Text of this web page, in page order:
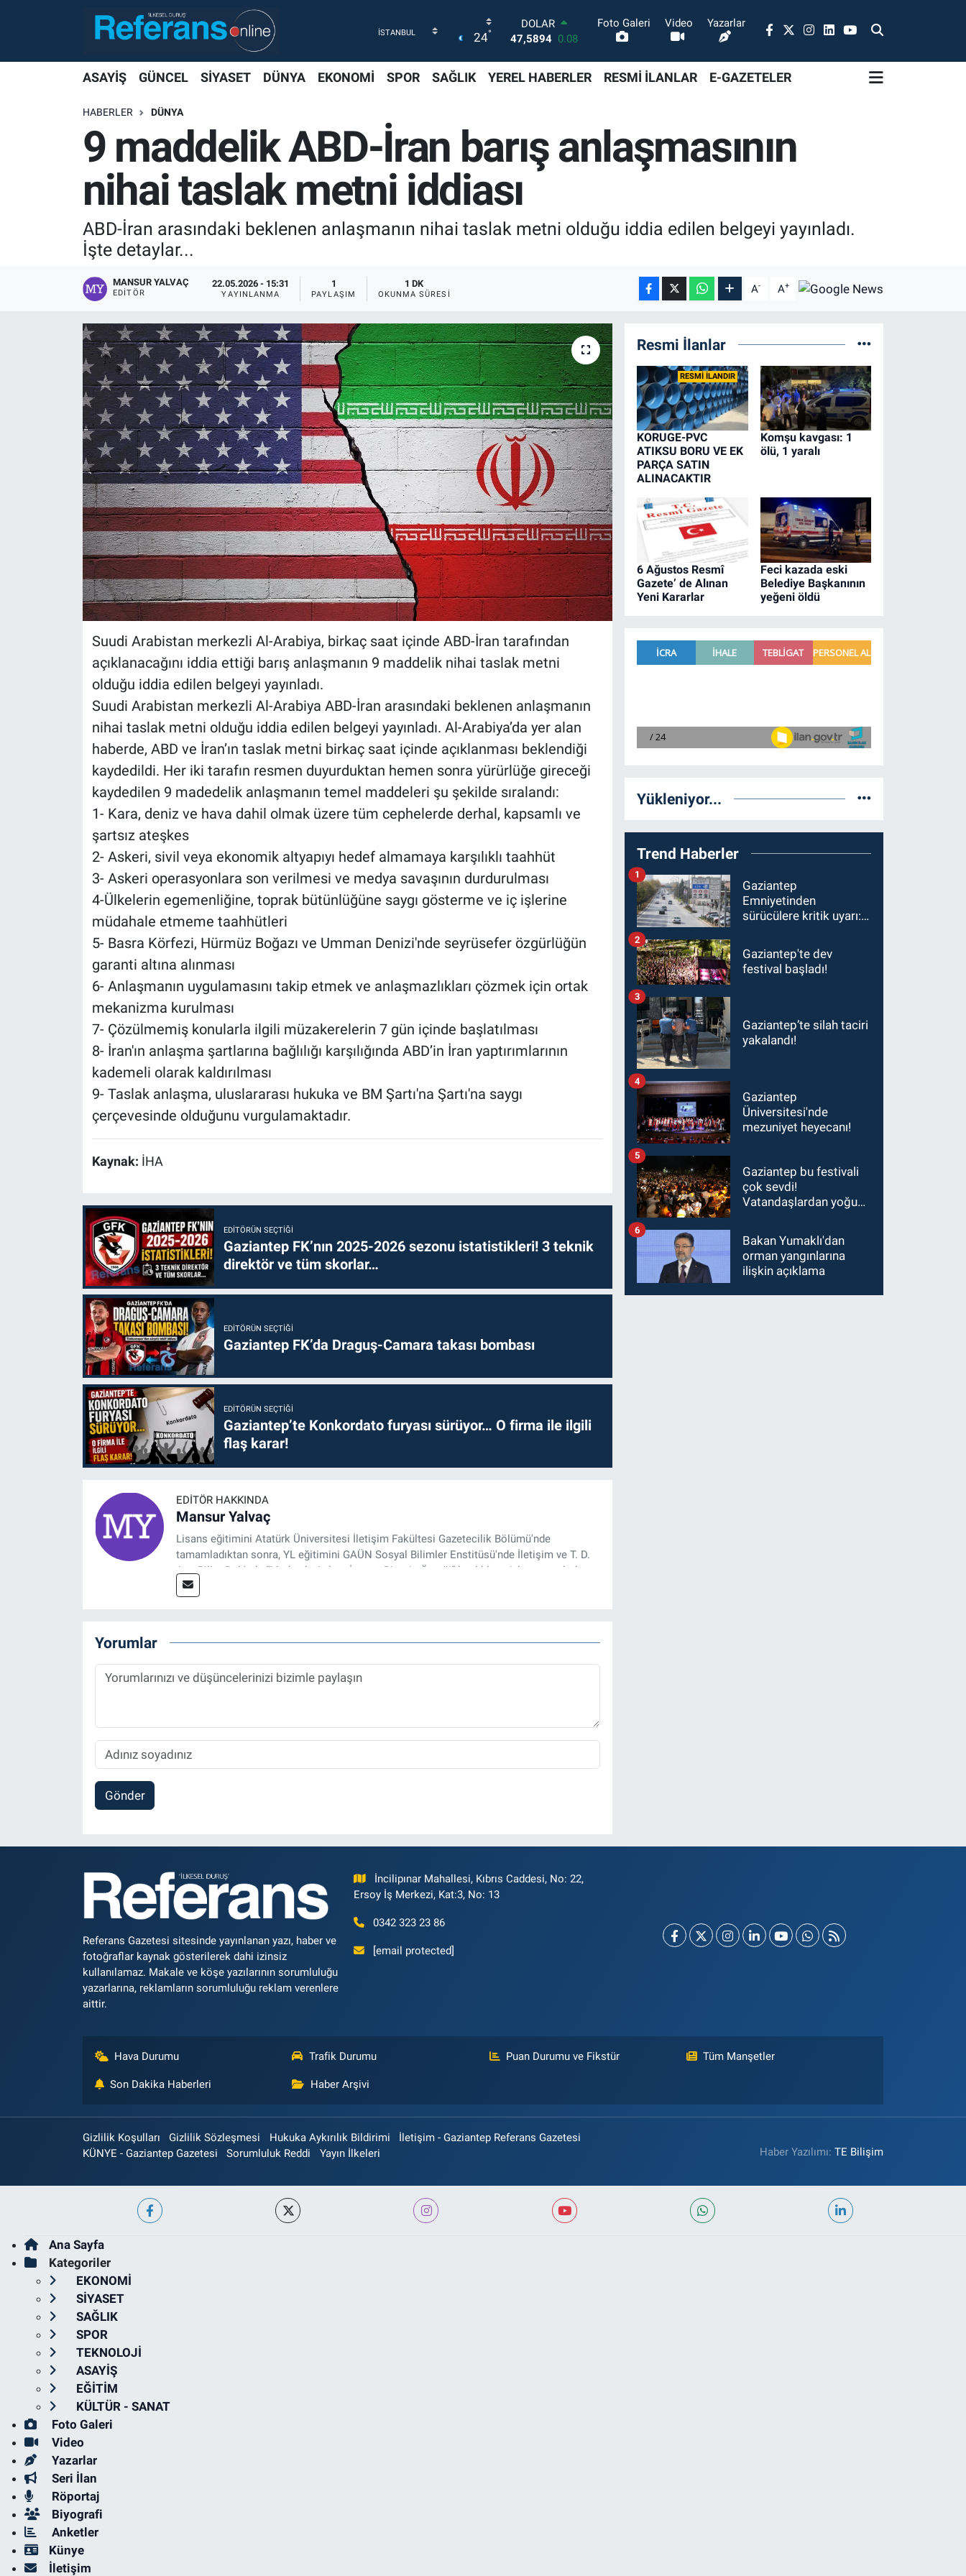
24°
DOLAR
47,5894 0.08
STERLİN
BİST100
13.703
11
BITCOIN
64.927,78
Foto Galeri Video Yazarlar
ASAYİŞ GÜNCEL SİYASET DÜNYA EKONOMİ SPOR SAĞLIK YEREL HABERLER RESMİ İLANLAR E-GAZETELER
HABERLER DÜNYA
9 maddelik ABD-İran barış anlaşmasının
nihai taslak metni iddiası
ABD-İran arasındaki beklenen anlaşmanın nihai taslak metni olduğu iddia edilen belgeyi yayınladı.
İşte detaylar...
MANSUR YALVAÇ
EDITÖR
22.05.2026 - 15:31
YAYINLANMA
1
PAYLAŞIM
1 DK
OKUNMA SÜRESI A- A+
Suudi Arabistan merkezli Al-Arabiya, birkaç saat içinde ABD-İran tarafından
açıklanacağını iddia ettiği barış anlaşmanın 9 maddelik nihai taslak metni
olduğu iddia edilen belgeyi yayınladı.
Suudi Arabistan merkezli Al-Arabiya ABD-İran arasındaki beklenen anlaşmanın
nihai taslak metni olduğu iddia edilen belgeyi yayınladı. Al-Arabiya’da yer alan
haberde, ABD ve İran’ın taslak metni birkaç saat içinde açıklanması beklendiği
kaydedildi. Her iki tarafın resmen duyurduktan hemen sonra yürürlüğe gireceği
kaydedilen 9 madedelik anlaşmanın temel maddeleri şu şekilde sıralandı:
1- Kara, deniz ve hava dahil olmak üzere tüm cephelerde derhal, kapsamlı ve
şartsız ateşkes
2- Askeri, sivil veya ekonomik altyapıyı hedef almamaya karşılıklı taahhüt
3- Askeri operasyonlara son verilmesi ve medya savaşının durdurulması
4-Ülkelerin egemenliğine, toprak bütünlüğüne saygı gösterme ve iç işlerine
müdahale etmeme taahhütleri
5- Basra Körfezi, Hürmüz Boğazı ve Umman Denizi'nde seyrüsefer özgürlüğün
garanti altına alınması
6- Anlaşmanın uygulamasını takip etmek ve anlaşmazlıkları çözmek için ortak
mekanizma kurulması
7- Çözülmemiş konularla ilgili müzakerelerin 7 gün içinde başlatılması
8- İran'ın anlaşma şartlarına bağlılığı karşılığında ABD’in İran yaptırımlarının
kademeli olarak kaldırılması
9- Taslak anlaşma, uluslararası hukuka ve BM Şartı'na Şartı'na saygı
çerçevesinde olduğunu vurgulamaktadır.
Kaynak: İHA
EDITÖRÜN SEÇTIĞI
Gaziantep FK’nın 2025-2026 sezonu istatistikleri! 3 teknik
direktör ve tüm skorlar…
EDITÖRÜN SEÇTIĞI
Gaziantep FK’da Draguş-Camara takası bombası
EDITÖRÜN SEÇTIĞI
Gaziantep’te Konkordato furyası sürüyor… O firma ile ilgili
flaş karar!
EDITÖR HAKKINDA
Mansur Yalvaç
Lisans eğitimini Atatürk Üniversitesi İletişim Fakültesi Gazetecilik Bölümü'nde
tamamladıktan sonra, YL eğitimini GAÜN Sosyal Bilimler Enstitüsü'nde İletişim ve T. D.
Ana Bilim Dalı'nda “Medyada Anlam İnşası: Bitcoin Örneği” başlıklı teziyle tamamladı.
2014 yılında başladığı profesyonel kariyerini halen Referansgazetesi.com.tr'de Güncel,
Yorumlar
Gönder
Resmi İlanlar
RESMİ İLANDIR
KORUGE-PVC
ATIKSU BORU VE EK
PARÇA SATIN
ALINACAKTIR
Komşu kavgası: 1
ölü, 1 yaralı
6 Ağustos Resmî
Gazete’ de Alınan
Yeni Kararlar
Feci kazada eski
Belediye Başkanının
yeğeni öldü
Yükleniyor...
Trend Haberler
Gaziantep
Emniyetinden
sürücülere kritik uyarı: 1
ceza alabilirsiniz!
1
Gaziantep'te dev
festival başladı!
2
Gaziantep’te silah taciri
yakalandı!
3
Gaziantep
Üniversitesi'nde
mezuniyet heyecanı!
4
Gaziantep bu festivali
çok sevdi!
Vatandaşlardan yoğun
5
Bakan Yumaklı'dan
orman yangınlarına
ilişkin açıklama
6
Referans Gazetesi sitesinde yayınlanan yazı, haber ve
fotoğraflar kaynak gösterilerek dahi izinsiz
kullanılamaz. Makale ve köşe yazılarının sorumluluğu
yazarlarına, reklamların sorumluluğu reklam verenlere
aittir.
İncilipınar Mahallesi, Kıbrıs Caddesi, No: 22,
Ersoy İş Merkezi, Kat:3, No: 13
0342 323 23 86
[email protected]
Hava Durumu Trafik Durumu Puan Durumu ve Fikstür Tüm Manşetler
Son Dakika Haberleri Haber Arşivi
Gizlilik Koşulları Gizlilik Sözleşmesi Hukuka Aykırılık Bildirimi
İletişim - Gaziantep Referans Gazetesi
KÜNYE - Gaziantep Gazetesi
Sorumluluk Reddi Yayın İlkeleri Haber Yazılımı:TE Bilişim
Ana Sayfa
Kategoriler
EKONOMİ
SİYASET
SAĞLIK
SPOR
TEKNOLOJİ
ASAYİŞ
EĞİTİM
KÜLTÜR - SANAT
Foto Galeri
Video
Yazarlar
Seri İlan
Röportaj
Biyografi
Anketler
Künye
İletişim